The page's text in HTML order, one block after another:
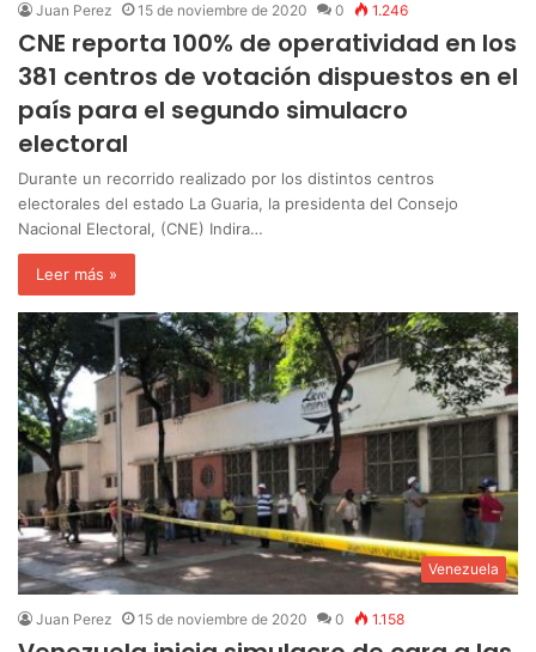
Juan Perez 15 de noviembre de 2020 0 1.246
CNE reporta 100% de operatividad en los
381 centros de votación dispuestos en el
país para el segundo simulacro
electoral
Durante un recorrido realizado por los distintos centros
electorales del estado La Guaria, la presidenta del Consejo
Nacional Electoral, (CNE) Indira…
Leer más »
Venezuela
Juan Perez 15 de noviembre de 2020 0 1.158